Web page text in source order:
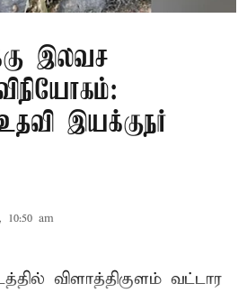
இலவச
இயக்குநர்
10:50 am
விளாத்திகுளம் வட்டார